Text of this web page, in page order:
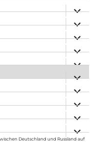
anzeigen
anzeigen
anzeigen
anzeigen
anzeigen
anzeigen
anzeigen
anzeigen
anzeigen
Deutschland und Russland auf